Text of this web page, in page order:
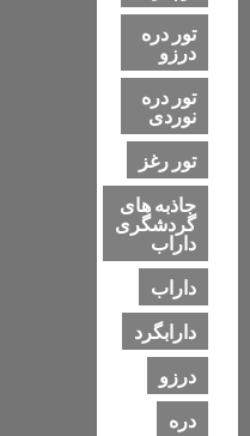
تور دره
درزو
تور دره
نوردی
تور رغز
جاذبه های
گردشگری
داراب
داراب
دارابگرد
درزو
دره